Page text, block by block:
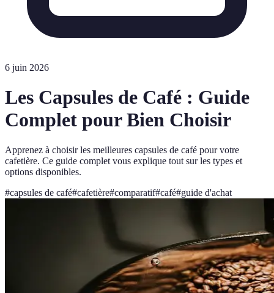
6 juin 2026
Les Capsules de Café : Guide
Complet pour Bien Choisir
Apprenez à choisir les meilleures capsules de café pour votre
cafetière. Ce guide complet vous explique tout sur les types et
options disponibles.
#capsules de café#cafetière#comparatif#café#guide d'achat